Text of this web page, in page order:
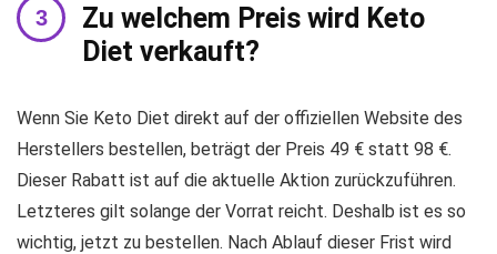
Zu welchem ​​Preis wird Keto
Diet verkauft?
Wenn Sie Keto Diet direkt auf der offiziellen Website des
Herstellers bestellen, beträgt der Preis 49 € statt 98 €.
Dieser Rabatt ist auf die aktuelle Aktion zurückzuführen.
Letzteres gilt solange der Vorrat reicht. Deshalb ist es so
wichtig, jetzt zu bestellen. Nach Ablauf dieser Frist wird